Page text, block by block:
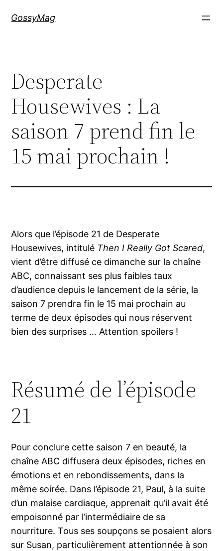
GossyMag
Desperate
Housewives : La
saison 7 prend fin le
15 mai prochain !
Alors que l’épisode 21 de Desperate
Housewives, intitulé Then I Really Got Scared,
vient d’être diffusé ce dimanche sur la chaîne
ABC, connaissant ses plus faibles taux
d’audience depuis le lancement de la série, la
saison 7 prendra fin le 15 mai prochain au
terme de deux épisodes qui nous réservent
bien des surprises … Attention spoilers !
Résumé de l’épisode
21
Pour conclure cette saison 7 en beauté, la
chaîne ABC diffusera deux épisodes, riches en
émotions et en rebondissements, dans la
même soirée. Dans l’épisode 21, Paul, à la suite
d’un malaise cardiaque, apprenait qu’il avait été
empoisonné par l’intermédiaire de sa
nourriture. Tous ses soupçons se posaient alors
sur Susan, particulièrement attentionnée à son